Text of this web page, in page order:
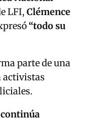
LFI, Clémence
“todo su
parte de una
activistas